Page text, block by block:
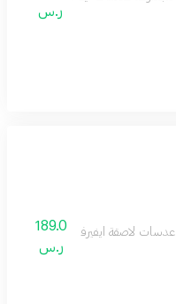
ر.س
عدسات لاصقة ايفيرفا ايليت سيليكون
189.0
ر.س